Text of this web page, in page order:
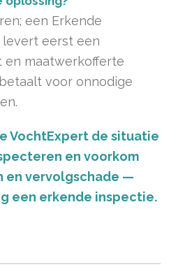
een Erkende
eerst een
en maatwerkofferte
voor onnodige
VochtExpert de situatie
en voorkom
en vervolgschade —
een erkende inspectie.